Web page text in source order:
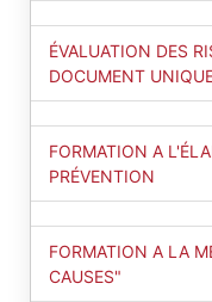
ÉVALUATION DES
DOCUMENT
FORMATION A
PRÉVENTION
FORMATION A LA
CAUSES"